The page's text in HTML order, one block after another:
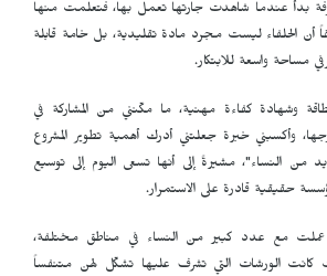
بدأ عندما شاهدت جارتها تعمل بها، فتعلمت منها
أن الحلفاء ليست مجرد مادة تقليدية، بل خامة قابلة
مساحة واسعة للابتكار.
وشهادة كفاءة مهنية، ما مكّنني من المشاركة في
وأكسبني خبرة جعلتني أدرك أهمية تطوير المشروع
النساء"، مشيرةً إلى أنها تسعى اليوم إلى توسيع
حقيقية قادرة على الاستمرار.
عملت مع عدد كبير من النساء في مناطق مختلفة،
كانت الورشات التي تشرف عليها تشكّل لهن متنفساً